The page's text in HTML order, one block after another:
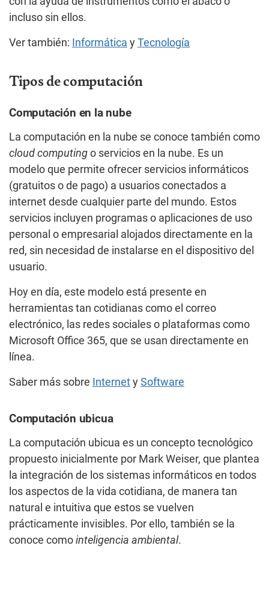
incluso sin ellos.
Ver también: Informática y Tecnología
Tipos de computación
Computación en la nube
La computación en la nube se conoce también como
cloud computing o servicios en la nube. Es un
modelo que permite ofrecer servicios informáticos
(gratuitos o de pago) a usuarios conectados a
internet desde cualquier parte del mundo. Estos
servicios incluyen programas o aplicaciones de uso
personal o empresarial alojados directamente en la
red, sin necesidad de instalarse en el dispositivo del
usuario.
Hoy en día, este modelo está presente en
herramientas tan cotidianas como el correo
electrónico, las redes sociales o plataformas como
Microsoft Office 365, que se usan directamente en
línea.
Saber más sobre Internet y Software
Computación ubicua
La computación ubicua es un concepto tecnológico
propuesto inicialmente por Mark Weiser, que plantea
la integración de los sistemas informáticos en todos
los aspectos de la vida cotidiana, de manera tan
natural e intuitiva que estos se vuelven
prácticamente invisibles. Por ello, también se la
conoce como inteligencia ambiental.